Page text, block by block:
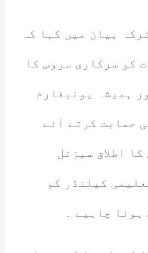
بیان میں کہا کہ
کو سرکاری سروس کا
ہمیشہ یونیفارم
حمایت کرتے آئے
اطلاق سیزنل
کیلنڈر کو
ہونا چاہیے ۔